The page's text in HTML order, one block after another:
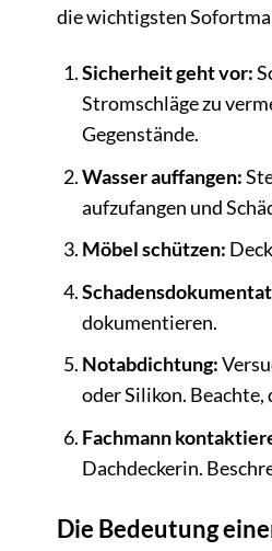
die wichtigsten
Sicherheit geht vor:
Stromschläge zu
Gegenstände.
Wasser auffangen:
aufzufangen und
Möbel schützen:
dokumentieren.
Notabdichtung:
oder Silikon. Beachte,
Fachmann
Dachdeckerin.
Die Bedeutung